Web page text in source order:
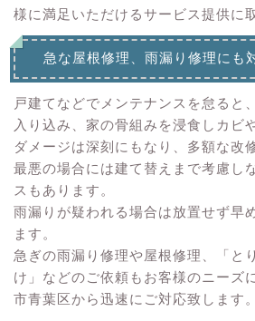
様に満足いただけるサービス提供に
急な屋根修理、雨漏り修理にも
戸建てなどでメンテナンスを怠ると
入り込み、家の骨組みを浸食しカビ
ダメージは深刻にもなり、多額な改
最悪の場合には建て替えまで考慮し
スもあります。
雨漏りが疑われる場合は放置せず早
ます。
急ぎの雨漏り修理や屋根修理、「と
け」などのご依頼もお客様のニーズ
市青葉区から迅速にご対応致します。